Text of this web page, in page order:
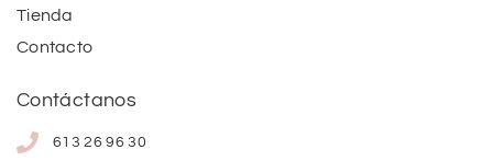
Tienda
Contacto
Contáctanos
613 26 96 30